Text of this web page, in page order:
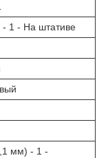
- 1 - На штативе
мм) - 1 -